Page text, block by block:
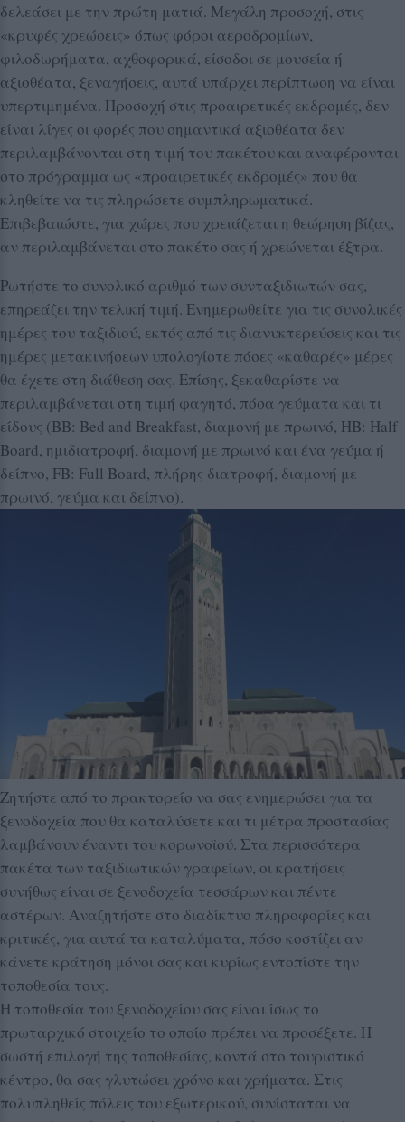
δελεάσει με την πρώτη ματιά. Μεγάλη προσοχή, στις
«κρυφές χρεώσεις» όπως φόροι αεροδρομίων,
φιλοδωρήματα, αχθοφορικά, είσοδοι σε μουσεία ή
αξιοθέατα, ξεναγήσεις, αυτά υπάρχει περίπτωση να είναι
υπερτιμημένα. Προσοχή στις προαιρετικές εκδρομές, δεν
είναι λίγες οι φορές που σημαντικά αξιοθέατα δεν
περιλαμβάνονται στη τιμή του πακέτου και αναφέρονται
στο πρόγραμμα ως «προαιρετικές εκδρομές» που θα
κληθείτε να τις πληρώσετε συμπληρωματικά.
Επιβεβαιώστε, για χώρες που χρειάζεται η θεώρηση βίζας,
αν περιλαμβάνεται στο πακέτο σας ή χρεώνεται έξτρα.
Ρωτήστε το συνολικό αριθμό των συνταξιδιωτών σας,
επηρεάζει την τελική τιμή. Ενημερωθείτε για τις συνολικές
ημέρες του ταξιδιού, εκτός από τις διανυκτερεύσεις και τις
ημέρες μετακινήσεων υπολογίστε πόσες «καθαρές» μέρες
θα έχετε στη διάθεση σας. Επίσης, ξεκαθαρίστε να
περιλαμβάνεται στη τιμή φαγητό, πόσα γεύματα και τι
είδους (BB: Bed and Breakfast, διαμονή με πρωινό, ΗΒ: Half
Board, ημιδιατροφή, διαμονή με πρωινό και ένα γεύμα ή
δείπνο, FB: Full Board, πλήρης διατροφή, διαμονή με
πρωινό, γεύμα και δείπνο).
Ζητήστε από το πρακτορείο να σας ενημερώσει για τα
ξενοδοχεία που θα καταλύσετε και τι μέτρα προστασίας
λαμβάνουν έναντι του κορωνοϊού. Στα περισσότερα
πακέτα των ταξιδιωτικών γραφείων, οι κρατήσεις
συνήθως είναι σε ξενοδοχεία τεσσάρων και πέντε
αστέρων. Αναζητήστε στο διαδίκτυο πληροφορίες και
κριτικές, για αυτά τα καταλύματα, πόσο κοστίζει αν
κάνετε κράτηση μόνοι σας και κυρίως εντοπίστε την
τοποθεσία τους.
Η τοποθεσία του ξενοδοχείου σας είναι ίσως το
πρωταρχικό στοιχείο το οποίο πρέπει να προσέξετε. Η
σωστή επιλογή της τοποθεσίας, κοντά στο τουριστικό
κέντρο, θα σας γλυτώσει χρόνο και χρήματα. Στις
πολυπληθείς πόλεις του εξωτερικού, συνίσταται να